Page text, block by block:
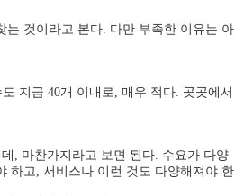
는 것이라고 본다. 다만 부족한 이유는 아
지금 40개 이내로, 매우 적다. 곳곳에서
, 마찬가지라고 보면 된다. 수요가 다양
하고, 서비스나 이런 것도 다양해져야 한